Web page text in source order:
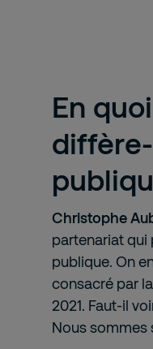
En
Christophe
partenariat qui
publique. On
consacré par la
2021. Faut-il
Nous sommes